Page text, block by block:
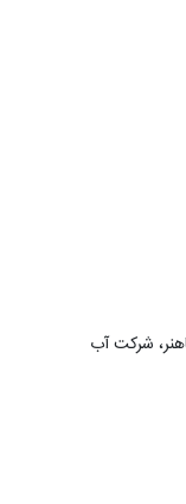
شرکت آب